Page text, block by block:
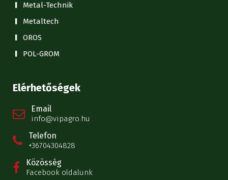
Metal-Technik
Metaltech
OROS
POL-GROM
Elérhetőségek
Email
info@vipagro.hu
Telefon
+36704304828
Közösség
Facebook oldalunk